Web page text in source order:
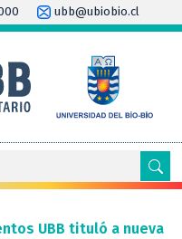
ubb@ubiobio.cl
UBB tituló a nueva